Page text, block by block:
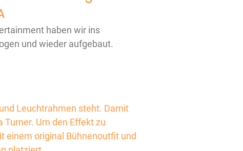
haben wir ins
und wieder aufgebaut.